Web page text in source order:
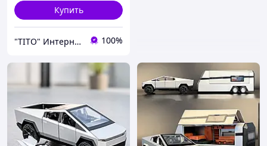
Купить
"ТІТО" Интернет-магазин 100%